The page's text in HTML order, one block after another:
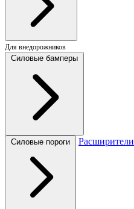
Для внедорожников
Силовые бамперы
Силовые пороги Расширители